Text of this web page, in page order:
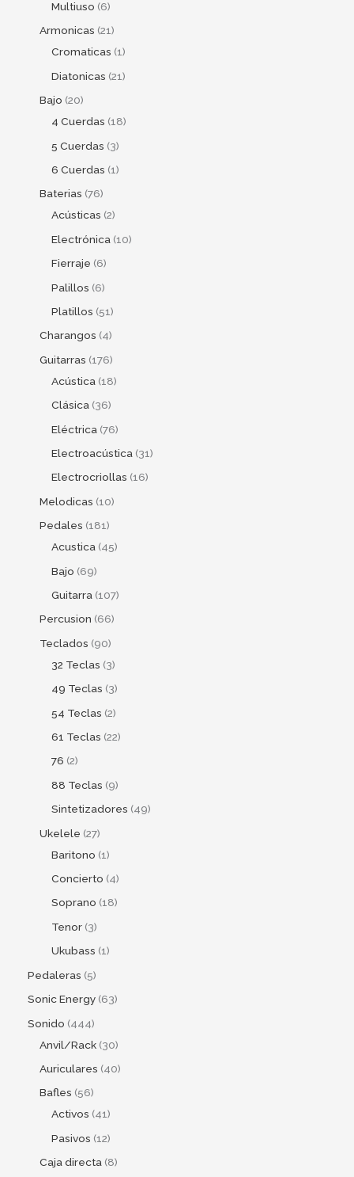
Multiuso 6
Armonicas 21
Cromaticas 1
Diatonicas 21
Bajo 20
4 Cuerdas 18
5 Cuerdas 3
6 Cuerdas 1
Baterias 76
Acústicas 2
Electrónica 10
Fierraje 6
Palillos 6
Platillos 51
Charangos 4
Guitarras 176
Acústica 18
Clásica 36
Eléctrica 76
Electroacústica 31
Electrocriollas 16
Melodicas 10
Pedales 181
Acustica 45
Bajo 69
Guitarra 107
Percusion 66
Teclados 90
32 Teclas 3
49 Teclas 3
54 Teclas 2
61 Teclas 22
76 2
88 Teclas 9
Sintetizadores 49
Ukelele 27
Baritono 1
Concierto 4
Soprano 18
Tenor 3
Ukubass 1
Pedaleras 5
Sonic Energy 63
Sonido 444
Anvil/Rack 30
Auriculares 40
Bafles 56
Activos 41
Pasivos 12
Caja directa 8